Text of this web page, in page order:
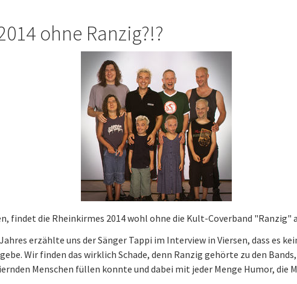
ohne Ranzig?!?
findet die Rheinkirmes 2014 wohl ohne die Kult-Coverband "Ranzig"
erzählte uns der Sänger Tappi im Interview in Viersen, dass es
Wir finden das wirklich Schade, denn Ranzig gehörte zu den
Menschen füllen konnte und dabei mit jeder Menge Humor, die